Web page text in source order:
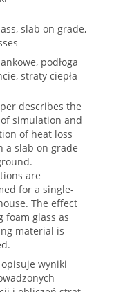
slab on grade,
podłoga
straty ciepła
describes the
simulation and
of heat loss
a slab on grade
are
for a single-
The effect
foam glass as
material is
opisuje wyniki